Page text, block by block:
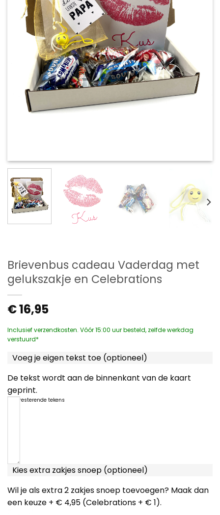
Brievenbus cadeau Vaderdag met
gelukszakje en Celebrations
€16,95
Inclusief verzendkosten. Vóór 15:00 uur besteld, zelfde werkdag
verstuurd*
Voeg je eigen tekst toe (optioneel)
De tekst wordt aan de binnenkant van de kaart
geprint.
resterende tekens
Kies extra zakjes snoep (optioneel)
Wil je als extra 2 zakjes snoep toevoegen? Maak dan
een keuze + € 4,95 (Celebrations + € 1).